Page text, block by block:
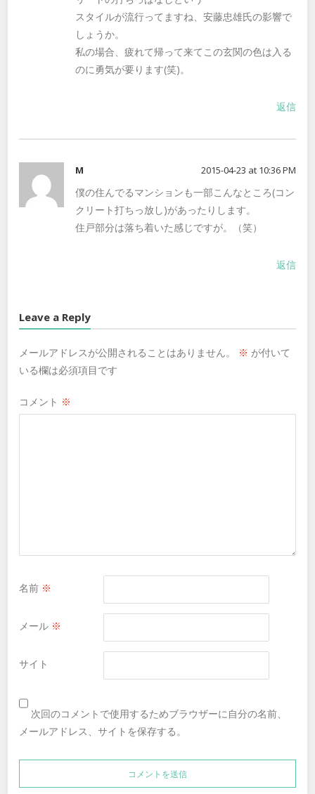
スタイルが流行ってますね、安藤忠雄氏の影響で
しょうか。
私の場合、疲れて帰って来てこの玄関の色は入る
のに勇気が要ります(笑)。
返信
M 2015-04-23 at 10:36 PM
僕の住んでるマンションも一部こんなところ(コン
クリート打ちっ放し)があったりします。
住戸部分は落ち着いた感じですが。（笑）
返信
Leave a Reply
メールアドレスが公開されることはありません。 ※ が付いて
いる欄は必須項目です
コメント ※
名前 ※
メール ※
サイト
次回のコメントで使用するためブラウザーに自分の名前、
メールアドレス、サイトを保存する。